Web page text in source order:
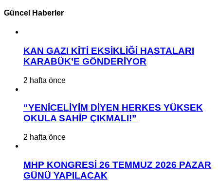
Güncel Haberler
KAN GAZI KİTİ EKSİKLİĞİ HASTALARI
KARABÜK’E GÖNDERİYOR
2 hafta önce
“YENİCELİYİM DİYEN HERKES YÜKSEK
OKULA SAHİP ÇIKMALI!”
2 hafta önce
MHP KONGRESİ 26 TEMMUZ 2026 PAZAR
GÜNÜ YAPILACAK